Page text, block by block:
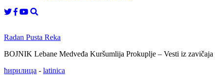
Radan Pusta Reka
BOJNIK Lebane Medveđa Kuršumlija Prokuplje – Vesti iz zavičaja
ћирилица - latinica